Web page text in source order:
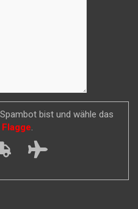
bist und wähle das
Flagge.